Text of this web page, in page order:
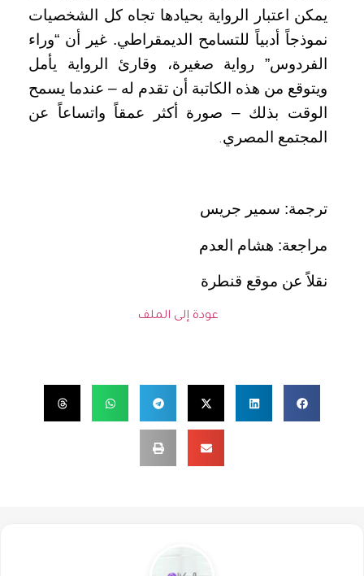
يمكن اعتبار الرواية بحيادها تجاه كل الشخصيات
نموذجاً أدبياً للتسامح الديمقراطي. غير أن “وراء
الفردوس” رواية صغيرة، وقارئ الرواية يأمل
ويتوقع من هذه الكاتبة أن تقدم له – عندما يسمح
الوقت بذلك – صورة أكثر عمقاً واتساعاً عن
المجتمع المصري.
ترجمة: سمير جريس
مراجعة: هشام العدم
نقلاً عن موقع قنطرة
عودة إلى الملف